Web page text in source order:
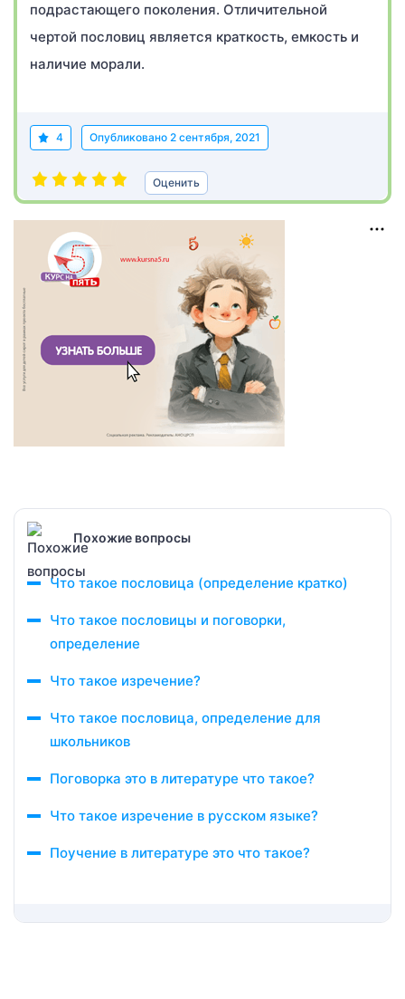
подрастающего поколения. Отличительной
чертой пословиц является краткость, емкость и
наличие морали.
4 Опубликовано 2 сентября, 2021
Оценить
Похожие вопросы
Что такое пословица (определение кратко)
Что такое пословицы и поговорки,
определение
Что такое изречение?
Что такое пословица, определение для
школьников
Поговорка это в литературе что такое?
Что такое изречение в русском языке?
Поучение в литературе это что такое?